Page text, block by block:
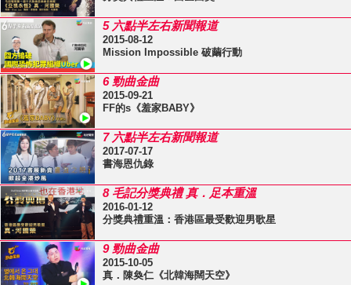
5 六點半左右新聞報道
2015-08-12
Mission Impossible 破繭行動
6 勁曲金曲
2015-09-21
FF的s《羞家BABY》
7 六點半左右新聞報道
2017-07-17
書海恩仇錄
8 毛記分獎典禮 真．足本重溫
2016-01-12
分獎典禮重溫：香港區最受歡迎男歌星
9 勁曲金曲
2015-10-05
真．陳奐仁《北韓海闊天空》